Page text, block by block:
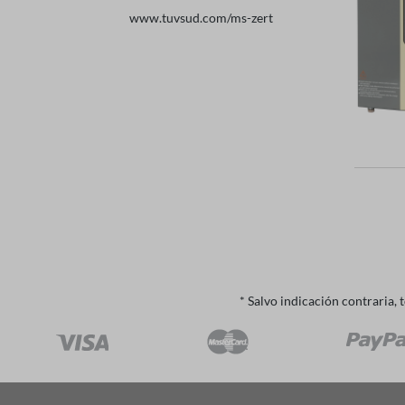
www.tuvsud.com/ms-zert
* Salvo indicación contraria,